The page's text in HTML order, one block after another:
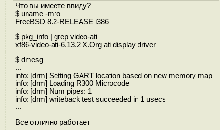
Что вы имеете ввиду?
$ uname -mro
FreeBSD 8.2-RELEASE i386
$ pkg_info | grep video-ati
xf86-video-ati-6.13.2 X.Org ati display driver
$ dmesg
...
info: [drm] Setting GART location based on new memory map
info: [drm] Loading R300 Microcode
info: [drm] Num pipes: 1
info: [drm] writeback test succeeded in 1 usecs
...
Все отлично работает